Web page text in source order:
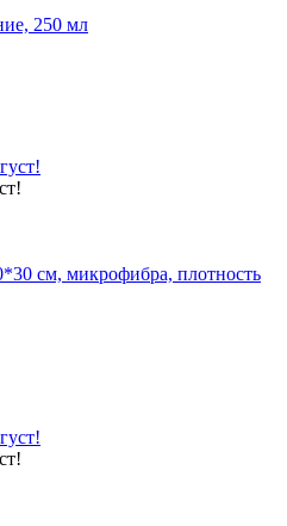
250 мл
см, микрофибра, плотность